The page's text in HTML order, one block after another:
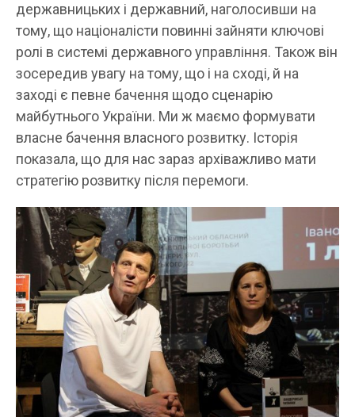
державницьких і державний, наголосивши на
тому, що націоналісти повинні зайняти ключові
ролі в системі державного управління. Також він
зосередив увагу на тому, що і на сході, й на
заході є певне бачення щодо сценарію
майбутнього України. Ми ж маємо формувати
власне бачення власного розвитку. Історія
показала, що для нас зараз архіважливо мати
стратегію розвитку після перемоги.